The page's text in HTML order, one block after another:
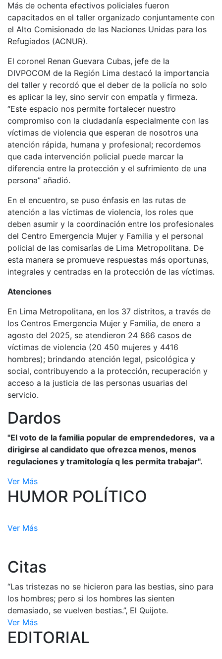
Más de ochenta efectivos policiales fueron
capacitados en el taller organizado conjuntamente con
el Alto Comisionado de las Naciones Unidas para los
Refugiados (ACNUR).
El coronel Renan Guevara Cubas, jefe de la
DIVPOCOM de la Región Lima destacó la importancia
del taller y recordó que el deber de la policía no solo
es aplicar la ley, sino servir con empatía y firmeza.
“Este espacio nos permite fortalecer nuestro
compromiso con la ciudadanía especialmente con las
víctimas de violencia que esperan de nosotros una
atención rápida, humana y profesional; recordemos
que cada intervención policial puede marcar la
diferencia entre la protección y el sufrimiento de una
persona” añadió.
En el encuentro, se puso énfasis en las rutas de
atención a las víctimas de violencia, los roles que
deben asumir y la coordinación entre los profesionales
del Centro Emergencia Mujer y Familia y el personal
policial de las comisarías de Lima Metropolitana. De
esta manera se promueve respuestas más oportunas,
integrales y centradas en la protección de las víctimas.
Atenciones
En Lima Metropolitana, en los 37 distritos, a través de
los Centros Emergencia Mujer y Familia, de enero a
agosto del 2025, se atendieron 24 866 casos de
víctimas de violencia (20 450 mujeres y 4416
hombres); brindando atención legal, psicológica y
social, contribuyendo a la protección, recuperación y
acceso a la justicia de las personas usuarias del
servicio.
Dardos
"El voto de la familia popular de emprendedores, va a
dirigirse al candidato que ofrezca menos, menos
regulaciones y tramitología q les permita trabajar".
Ver Más
HUMOR POLÍTICO
Ver Más
Citas
“Las tristezas no se hicieron para las bestias, sino para
los hombres; pero si los hombres las sienten
demasiado, se vuelven bestias.”, El Quijote.
Ver Más
EDITORIAL